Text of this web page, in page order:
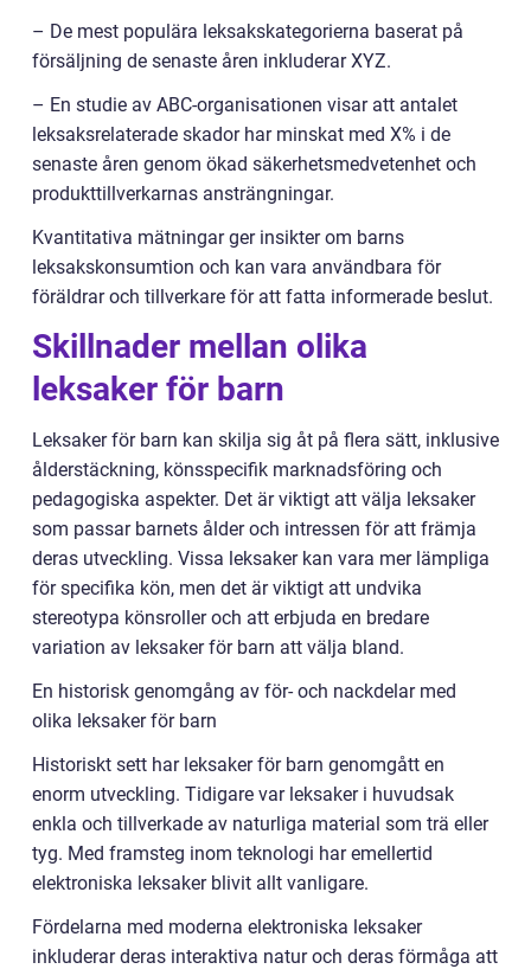
– De mest populära leksakskategorierna baserat på
försäljning de senaste åren inkluderar XYZ.
– En studie av ABC-organisationen visar att antalet
leksaksrelaterade skador har minskat med X% i de
senaste åren genom ökad säkerhetsmedvetenhet och
produkttillverkarnas ansträngningar.
Kvantitativa mätningar ger insikter om barns
leksakskonsumtion och kan vara användbara för
föräldrar och tillverkare för att fatta informerade beslut.
Skillnader mellan olika
leksaker för barn
Leksaker för barn kan skilja sig åt på flera sätt, inklusive
ålderstäckning, könsspecifik marknadsföring och
pedagogiska aspekter. Det är viktigt att välja leksaker
som passar barnets ålder och intressen för att främja
deras utveckling. Vissa leksaker kan vara mer lämpliga
för specifika kön, men det är viktigt att undvika
stereotypa könsroller och att erbjuda en bredare
variation av leksaker för barn att välja bland.
En historisk genomgång av för- och nackdelar med
olika leksaker för barn
Historiskt sett har leksaker för barn genomgått en
enorm utveckling. Tidigare var leksaker i huvudsak
enkla och tillverkade av naturliga material som trä eller
tyg. Med framsteg inom teknologi har emellertid
elektroniska leksaker blivit allt vanligare.
Fördelarna med moderna elektroniska leksaker
inkluderar deras interaktiva natur och deras förmåga att